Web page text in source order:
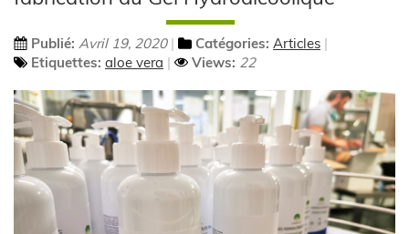
Publié: Avril 19, 2020 Catégories: Articles
Etiquettes: aloe vera Views: 22